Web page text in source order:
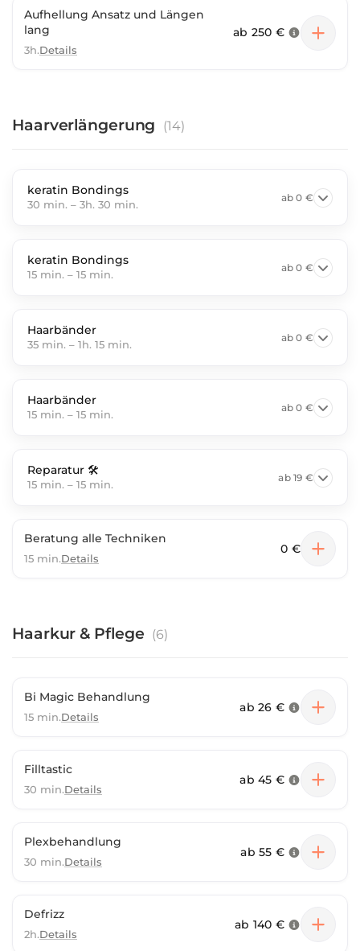
Aufhellung Ansatz und Längen
lang
3h.Details
ab 250 €
Haarverlängerung (14)
keratin Bondings
30 min. – 3h. 30 min.
ab0 €
keratin Bondings
15 min. – 15 min.
ab0 €
Haarbänder
35 min. – 1h. 15 min.
ab0 €
Haarbänder
15 min. – 15 min.
ab0 €
Reparatur 🛠️
15 min. – 15 min.
ab19 €
Beratung alle Techniken
15 min.Details
0 €
Haarkur & Pflege (6)
Bi Magic Behandlung
15 min.Details
ab 26 €
Filltastic
30 min.Details
ab 45 €
Plexbehandlung
30 min.Details
ab 55 €
Defrizz
2h.Details
ab 140 €